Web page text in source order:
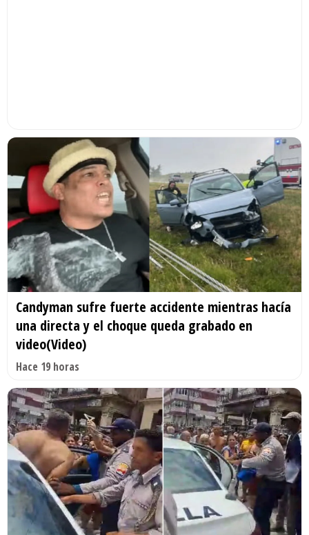
Candyman sufre fuerte accidente mientras hacía
una directa y el choque queda grabado en
video(Video)
Hace 19 horas